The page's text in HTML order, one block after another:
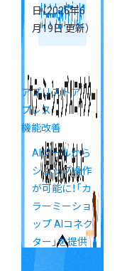
日（2026年6
月19日 更新）
アプリストア
プレス
機能改善
AIツールから
ショップ操作
が可能に！「カ
ラーミーショ
ップ AIコネク
ター」を提供
開始（6/1更